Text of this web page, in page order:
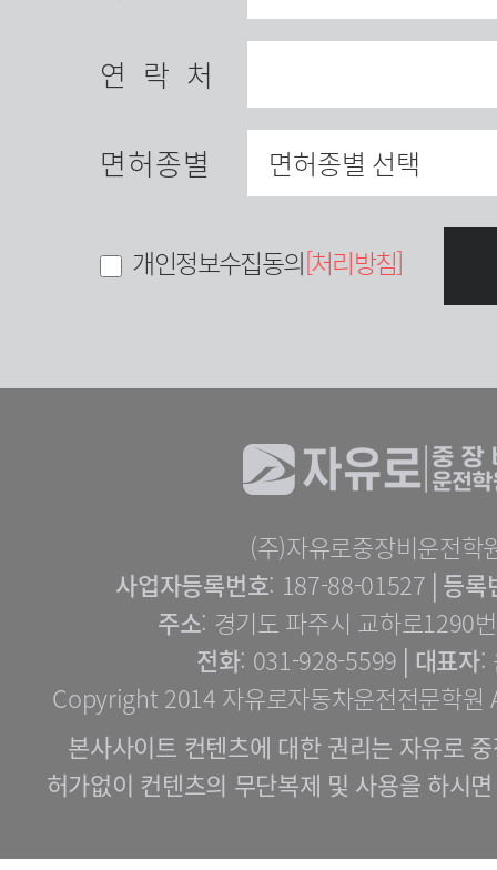
연락처
면허종별
개인정보수집동의[처리방침]
(주)자유로중장비운전학
사업자등록번호: 187-88-01527│ 등록
주소: 경기도 파주시 교하로1290
전화: 031-928-5599│ 대표자:
Copyright 2014 자유로자동차운전전문학
본사사이트 컨텐츠에 대한 권리는 자유로
허가없이 컨텐츠의 무단복제 및 사용을 하시